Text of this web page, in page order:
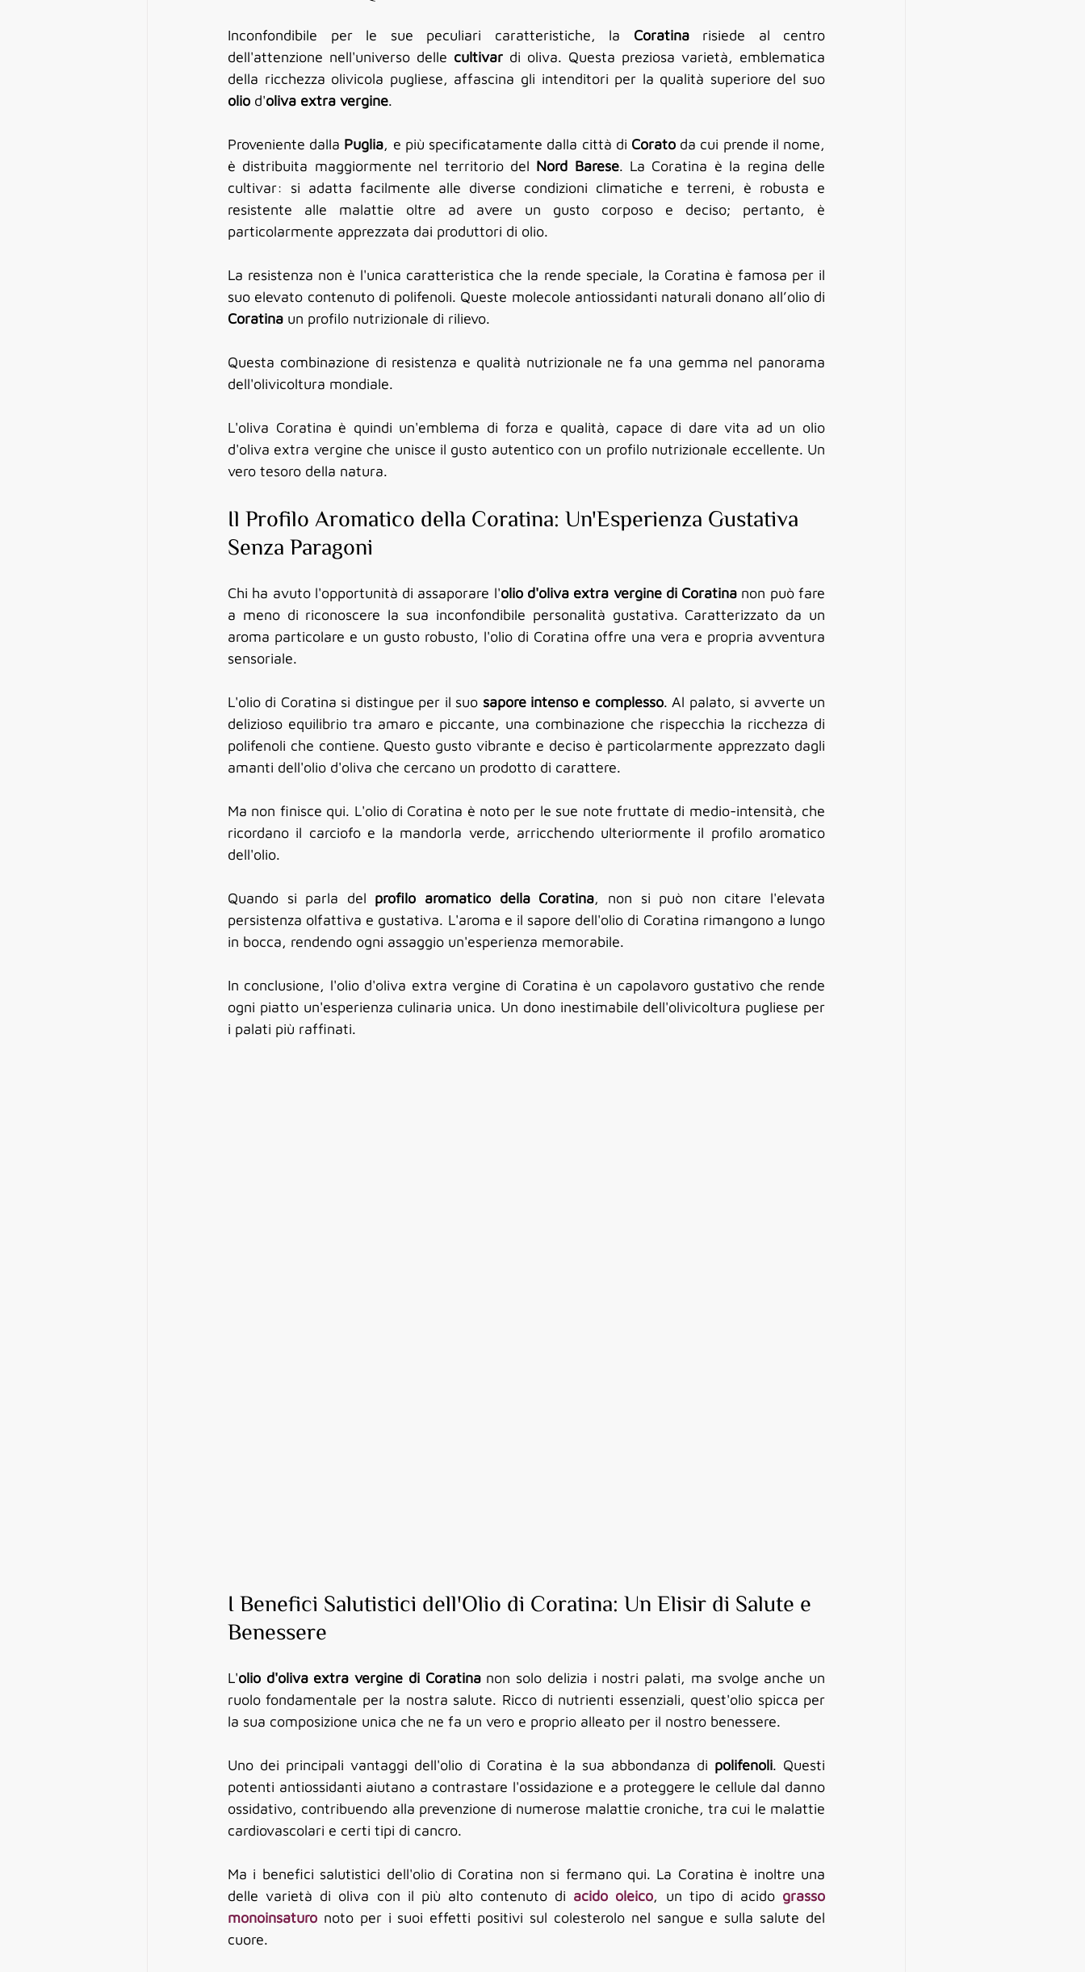
Inconfondibile per le sue peculiari caratteristiche, la Coratina risiede al centro
dell'attenzione nell'universo delle cultivar di oliva. Questa preziosa varietà, emblematica
olio d'oliva extra vergine.
Proveniente dalla Puglia, e più specificatamente dalla città di Corato da cui prende il nome,
è distribuita maggiormente nel territorio del Nord Barese. La Coratina è la regina delle
cultivar: si adatta facilmente alle diverse condizioni climatiche e terreni, è robusta e
resistente alle malattie oltre ad avere un gusto corposo e deciso; pertanto, è
particolarmente apprezzata dai produttori di olio.
La resistenza non è l'unica caratteristica che la rende speciale, la Coratina è famosa per il
Coratina un profilo nutrizionale di rilievo.
Questa combinazione di resistenza e qualità nutrizionale ne fa una gemma nel panorama
dell'olivicoltura mondiale.
L'oliva Coratina è quindi un'emblema di forza e qualità, capace di dare vita ad un olio
d'oliva extra vergine che unisce il gusto autentico con un profilo nutrizionale eccellente. Un
vero tesoro della natura.
Il Profilo Aromatico della Coratina: Un'Esperienza Gustativa
Senza Paragoni
Chi ha avuto l'opportunità di assaporare l'olio d'oliva extra vergine di Coratina non può fare
a meno di riconoscere la sua inconfondibile personalità gustativa. Caratterizzato da un
aroma particolare e un gusto robusto, l'olio di Coratina offre una vera e propria avventura
sensoriale.
L'olio di Coratina si distingue per il suo sapore intenso e complesso. Al palato, si avverte un
delizioso equilibrio tra amaro e piccante, una combinazione che rispecchia la ricchezza di
polifenoli che contiene. Questo gusto vibrante e deciso è particolarmente apprezzato dagli
amanti dell'olio d'oliva che cercano un prodotto di carattere.
Ma non finisce qui. L'olio di Coratina è noto per le sue note fruttate di medio-intensità, che
ricordano il carciofo e la mandorla verde, arricchendo ulteriormente il profilo aromatico
dell'olio.
Quando si parla del profilo aromatico della Coratina, non si può non citare l'elevata
persistenza olfattiva e gustativa. L'aroma e il sapore dell'olio di Coratina rimangono a lungo
in bocca, rendendo ogni assaggio un'esperienza memorabile.
In conclusione, l'olio d'oliva extra vergine di Coratina è un capolavoro gustativo che rende
ogni piatto un'esperienza culinaria unica. Un dono inestimabile dell'olivicoltura pugliese per
i palati più raffinati.
I Benefici Salutistici dell'Olio di Coratina: Un Elisir di Salute e
Benessere
L'olio d'oliva extra vergine di Coratina non solo delizia i nostri palati, ma svolge anche un
ruolo fondamentale per la nostra salute. Ricco di nutrienti essenziali, quest'olio spicca per
la sua composizione unica che ne fa un vero e proprio alleato per il nostro benessere.
Uno dei principali vantaggi dell'olio di Coratina è la sua abbondanza di polifenoli. Questi
potenti antiossidanti aiutano a contrastare l'ossidazione e a proteggere le cellule dal danno
ossidativo, contribuendo alla prevenzione di numerose malattie croniche, tra cui le malattie
cardiovascolari e certi tipi di cancro.
Ma i benefici salutistici dell'olio di Coratina non si fermano qui. La Coratina è inoltre una
delle varietà di oliva con il più alto contenuto di acido oleico, un tipo di acido grasso
monoinsaturo noto per i suoi effetti positivi sul colesterolo nel sangue e sulla salute del
cuore.